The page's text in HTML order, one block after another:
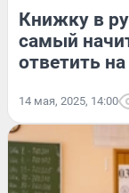
Книжку в
самый
ответить
14 мая, 2025, 14:00